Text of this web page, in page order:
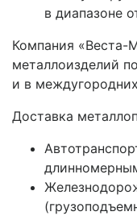
в диапазоне
Компания «Веста-
металлоизделий
и в
Доставка